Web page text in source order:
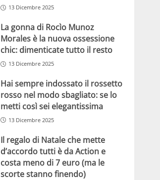
13 Dicembre 2025
La gonna di Rocìo Munoz
Morales è la nuova ossessione
chic: dimenticate tutto il resto
13 Dicembre 2025
Hai sempre indossato il rossetto
rosso nel modo sbagliato: se lo
metti così sei elegantissima
13 Dicembre 2025
Il regalo di Natale che mette
d’accordo tutti è da Action e
costa meno di 7 euro (ma le
scorte stanno finendo)